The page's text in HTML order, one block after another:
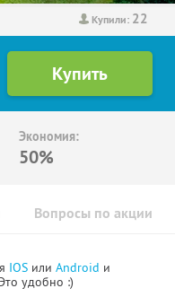
Купили: 22
Экономия:
50%
Вопросы по акции
IOS или Android и
удобно :)